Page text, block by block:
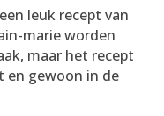
leuk recept van
marie worden
maar het recept
en gewoon in de